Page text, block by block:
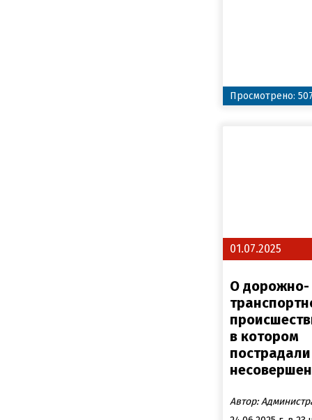
Просмотрено:
01.07.2025
О дорожно-
в котором
пострадали
Автор: